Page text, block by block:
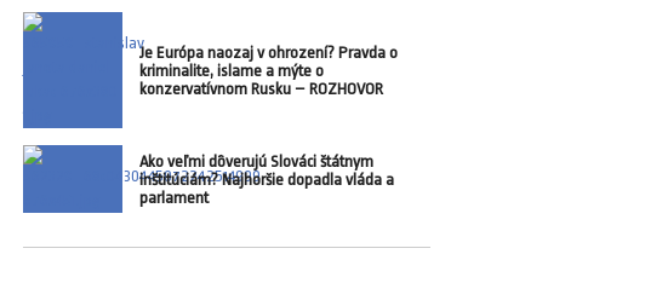
Je Európa naozaj v ohrození? Pravda o
kriminalite, islame a mýte o
konzervatívnom Rusku – ROZHOVOR
Ako veľmi dôverujú Slováci štátnym
inštitúciám? Najhoršie dopadla vláda a
parlament